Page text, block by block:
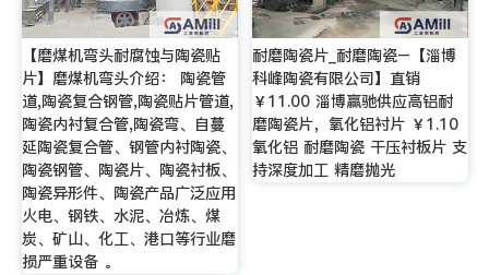
【磨煤机弯头耐腐蚀与陶瓷贴
片】磨煤机弯头介绍： 陶瓷管
道,陶瓷复合钢管,陶瓷贴片管道,
陶瓷内衬复合管,陶瓷弯、自蔓
延陶瓷复合管、钢管内衬陶瓷、
陶瓷钢管、陶瓷片、陶瓷衬板、
陶瓷异形件、陶瓷产品广泛应用
火电、钢铁、水泥、冶炼、煤
炭、矿山、化工、港口等行业磨
损严重设备 。
耐磨陶瓷片_耐磨陶瓷–【淄博
科峰陶瓷有限公司】直销
￥11.00 淄博赢驰供应高铝耐
磨陶瓷片，氧化铝衬片 ￥1.10
氧化铝 耐磨陶瓷 干压衬板片 支
持深度加工 精磨抛光